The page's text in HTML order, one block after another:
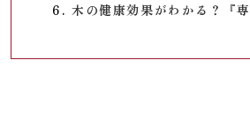
木の健康効果がわかる？『